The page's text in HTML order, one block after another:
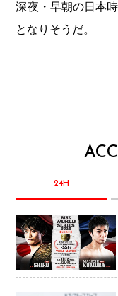
深夜・早朝の日本
となりそうだ。
24H